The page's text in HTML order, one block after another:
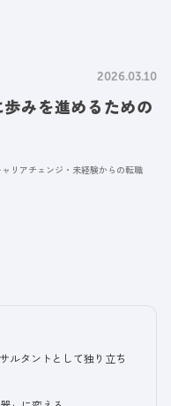
2026.03.10
みを進めるための
ャリアチェンジ・未経験からの転職
ルタントとして独り立ち